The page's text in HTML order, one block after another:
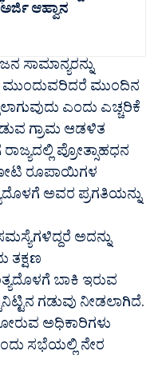
ಆಹ್ವಾನ
ಸಾಮಾನ್ಯರನ್ನು
ಮುಂದುವರಿದರೆ ಮುಂದಿನ
ಎಂದು ಎಚ್ಚರಿಕೆ
ಗ್ರಾಮ ಆಡಳಿತ
ಪ್ರೋತ್ಸಾಹಧನ
ರೂಪಾಯಿಗಳ
ಅವರ ಪ್ರಗತಿಯನ್ನು
ಅದನ್ನು
ತಕ್ಷಣ
ಬಾಕಿ ಇರುವ
ಗಡುವು ನೀಡಲಾಗಿದೆ.
ಅಧಿಕಾರಿಗಳು
ಸಭೆಯಲ್ಲಿ ನೇರ